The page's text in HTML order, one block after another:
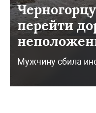
перейти
Мужчину сбила